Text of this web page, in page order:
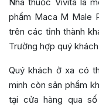
phẩm Maca M Male
trên các tỉnh thành
Trường hợp quý
Quý khách ở xa có
minh còn sản phẩm
tại cửa hàng qua số